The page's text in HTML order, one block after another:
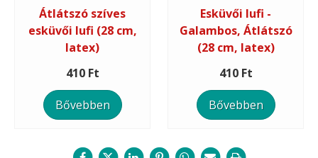
Átlátszó szíves
esküvői lufi (28 cm,
latex)
410 Ft
Bővebben
Esküvői lufi -
Galambos, Átlátszó
(28 cm, latex)
410 Ft
Bővebben